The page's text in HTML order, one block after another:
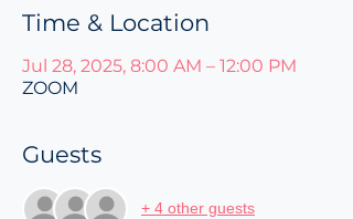
Time & Location
Jul 28, 2025, 8:00 AM – 12:00 PM
ZOOM
Guests
+ 4 other guests